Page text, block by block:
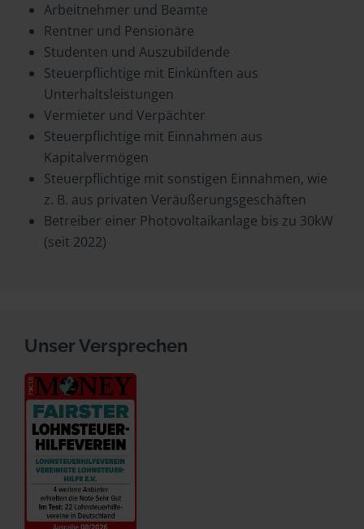
Arbeitnehmer und Beamte
Rentner und Pensionäre
Studenten und Auszubildende
Steuerpflichtige mit Einkünften aus
Unterhaltsleistungen
Vermieter und Verpächter
Steuerpflichtige mit Einnahmen aus
Kapitalvermögen
Steuerpflichtige mit sonstigen Einnahmen, wie
z. B. aus privaten Veräußerungsgeschäften
Betreiber einer Photovoltaikanlage bis zu 30kW
(seit 2022)
Unser Versprechen